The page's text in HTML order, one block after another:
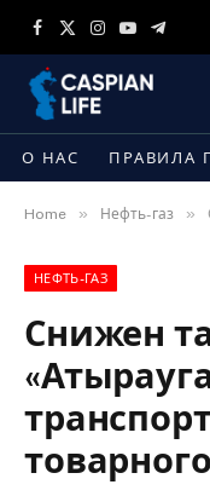
Facebook
X
Instagram
YouTube
О НАС ПРАВИЛА
Home » Нефть-газ »
НЕФТЬ-ГАЗ
Снижен